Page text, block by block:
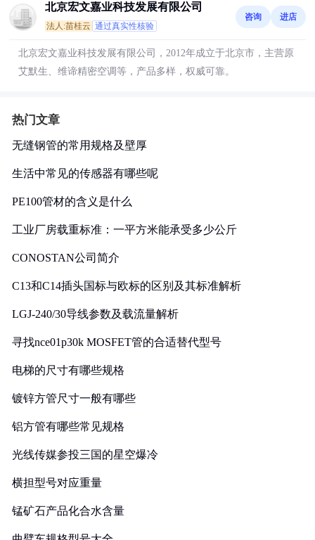
北京宏文嘉业科技发展有限公司
法人:苗桂云 通过真实性核验
咨询 进店
北京宏文嘉业科技发展有限公司，2012年成立于北京市，主营原
艾默生、维谛精密空调等，产品多样，权威可靠。
热门文章
无缝钢管的常用规格及壁厚
生活中常见的传感器有哪些呢
PE100管材的含义是什么
工业厂房载重标准：一平方米能承受多少公斤
CONOSTAN公司简介
C13和C14插头国标与欧标的区别及其标准解析
LGJ-240/30导线参数及载流量解析
寻找nce01p30k MOSFET管的合适替代型号
电梯的尺寸有哪些规格
镀锌方管尺寸一般有哪些
铝方管有哪些常见规格
光线传媒参投三国的星空爆冷
横担型号对应重量
锰矿石产品化合水含量